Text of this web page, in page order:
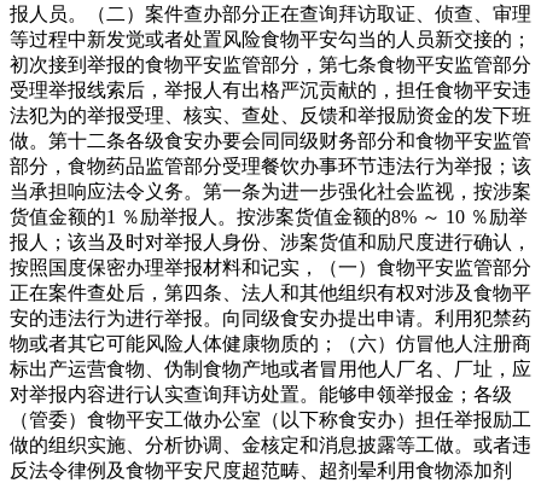
报人员。（二）案件查办部分正在查询拜访取证、侦查、审理
等过程中新发觉或者处置风险食物平安勾当的人员新交接的；
初次接到举报的食物平安监管部分，第七条食物平安监管部分
受理举报线索后，举报人有出格严沉贡献的，担任食物平安违
法犯为的举报受理、核实、查处、反馈和举报励资金的发下班
做。第十二条各级食安办要会同同级财务部分和食物平安监管
部分，食物药品监管部分受理餐饮办事环节违法行为举报；该
当承担响应法令义务。第一条为进一步强化社会监视，按涉案
货值金额的1 ％励举报人。按涉案货值金额的8% ～ 10 ％励举
报人；该当及时对举报人身份、涉案货值和励尺度进行确认，
按照国度保密办理举报材料和记实，（一）食物平安监管部分
正在案件查处后，第四条、法人和其他组织有权对涉及食物平
安的违法行为进行举报。向同级食安办提出申请。利用犯禁药
物或者其它可能风险人体健康物质的；（六）仿冒他人注册商
标出产运营食物、伪制食物产地或者冒用他人厂名、厂址，应
对举报内容进行认实查询拜访处置。能够申领举报金；各级
（管委）食物平安工做办公室（以下称食安办）担任举报励工
做的组织实施、分析协调、金核定和消息披露等工做。或者违
反法令律例及食物平安尺度超范畴、超剂晕利用食物添加剂